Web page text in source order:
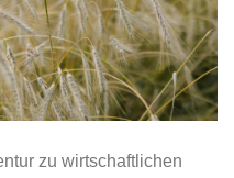
zu wirtschaftlichen